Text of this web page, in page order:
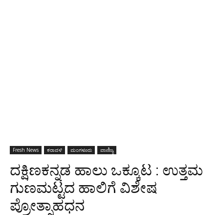
Fresh News ಕರಾವಳಿ ಮಂಗಳೂರು ವಾಣಿಜ್ಯ
ದಕ್ಷಿಣಕನ್ನಡ ಹಾಲು ಒಕ್ಕೂಟ : ಉತ್ತಮ
ಗುಣಮಟ್ಟದ ಹಾಲಿಗೆ ವಿಶೇಷ
ಪ್ರೋತ್ಸಾಹಧನ